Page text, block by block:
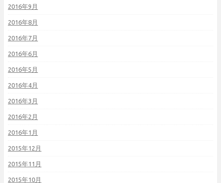
2016年9月
2016年8月
2016年7月
2016年6月
2016年5月
2016年4月
2016年3月
2016年2月
2016年1月
2015年12月
2015年11月
2015年10月